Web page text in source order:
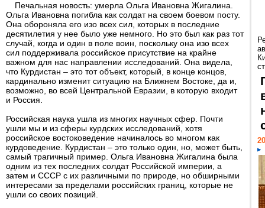
Печальная новость: умерла Ольга Ивановна Жигалина.
Ольга Ивановна погибла как солдат на своем боевом посту.
Она обороняла его изо всех сил, которых в последние
десятилетия у нее было уже немного. Но это был как раз тот
случай, когда и один в поле воин, поскольку она изо всех
сил поддерживала российское присутствие на крайне
важном для нас направлении исследований. Она видела,
что Курдистан – это тот объект, который, в конце концов,
кардинально изменит ситуацию на Ближнем Востоке, да и,
возможно, во всей Центральной Евразии, в которую входит
и Россия.
Российская наука ушла из многих научных сфер. Почти
ушли мы и из сферы курдских исследований, хотя
российское востоковедение начиналось во многом как
курдоведение. Курдистан – это только один, но, может быть,
самый трагичный пример. Ольга Ивановна Жигалина была
одним из тех последних солдат Российской империи, а
затем и СССР с их различными по природе, но обширными
интересами за пределами российских границ, которые не
ушли со своих позиций.